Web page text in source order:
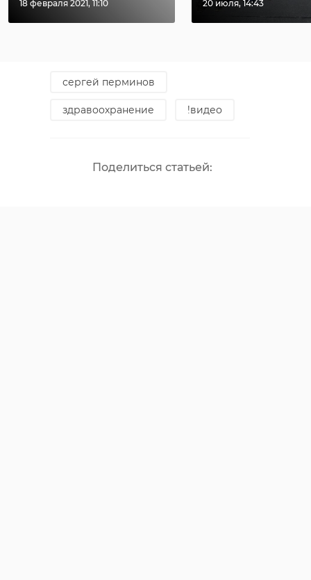
18 февраля 2021, 11:10 20 июля, 14:43
Фото: Сергей Перминов
сергей перминов
здравоохранение !видео
Поделиться статьей: